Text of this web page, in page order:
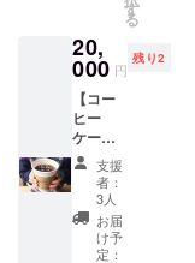
途中で
コー
ヒー豆
が変更
になる
場合が
ござい
ます。
同クオ
リティ
の素晴
挽きで
お送り
しま
す。 *限
定数を
設けて
おりま
せんの
で、支
援数が
多く
ご参加
はオン
ライン
ストア
からご
決済頂
く必要
があり
ます。
月々の
お支払
ドッグ
に欠か
粒マス
タード
粉の状
態をお
選びの
方は挽
き目の
指定が
あれば
営をさ
れてい
る方の
多く
が、こ
ちらの
セミ
ナーか
ら焙煎
を開始
してい
ます。
す
る
20,
000 円
残り2
【コー
ヒー
ケータ
リング
サービ
ス】
コー
ヒー
ケータ
支援
者：
3人
お届
け予
定：